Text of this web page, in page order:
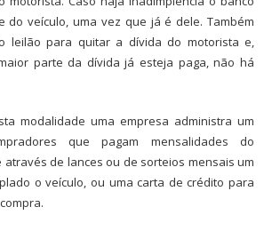
do veículo, uma vez que já é dele. Também
leilão para quitar a dívida do motorista e,
parte da dívida já esteja paga, não há
modalidade uma empresa administra um
que pagam mensalidades do
através de lances ou de sorteios mensais um
o veículo, ou uma carta de crédito para